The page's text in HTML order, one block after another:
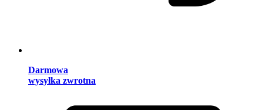
Darmowa
wysyłka zwrotna